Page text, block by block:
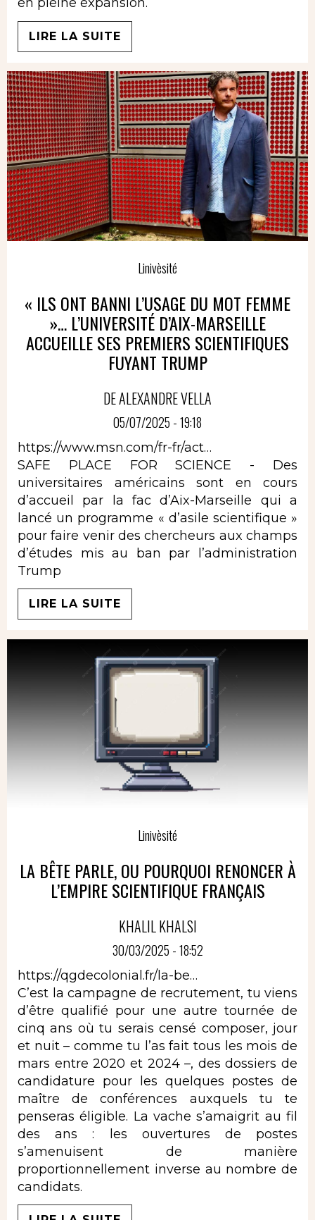
LIRE LA SUITE
Linivèsité
« ILS ONT BANNI L’USAGE DU MOT FEMME
»… L’UNIVERSITÉ D’AIX-MARSEILLE
ACCUEILLE SES PREMIERS SCIENTIFIQUES
FUYANT TRUMP
DE ALEXANDRE VELLA
05/07/2025 - 19:18
https://www.msn.com/fr-fr/act…
SAFE PLACE FOR SCIENCE - Des
universitaires américains sont en cours
d’accueil par la fac d’Aix-Marseille qui a
lancé un programme « d’asile scientifique »
pour faire venir des chercheurs aux champs
d’études mis au ban par l’administration
Trump
LIRE LA SUITE
Linivèsité
LA BÊTE PARLE, OU POURQUOI RENONCER À
L’EMPIRE SCIENTIFIQUE FRANÇAIS
KHALIL KHALSI
30/03/2025 - 18:52
https://qgdecolonial.fr/la-be…
C’est la campagne de recrutement, tu viens
d’être qualifié pour une autre tournée de
cinq ans où tu serais censé composer, jour
et nuit – comme tu l’as fait tous les mois de
mars entre 2020 et 2024 –, des dossiers de
candidature pour les quelques postes de
maître de conférences auxquels tu te
penseras éligible. La vache s’amaigrit au fil
des ans : les ouvertures de postes
s’amenuisent de manière
proportionnellement inverse au nombre de
candidats.